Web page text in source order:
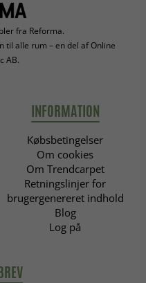
fra Reforma.
alle rum – en del af Online
AB.
INFORMATION
Købsbetingelser
Om cookies
Om Trendcarpet
Retningslinjer for
brugergenereret indhold
Blog
Log på